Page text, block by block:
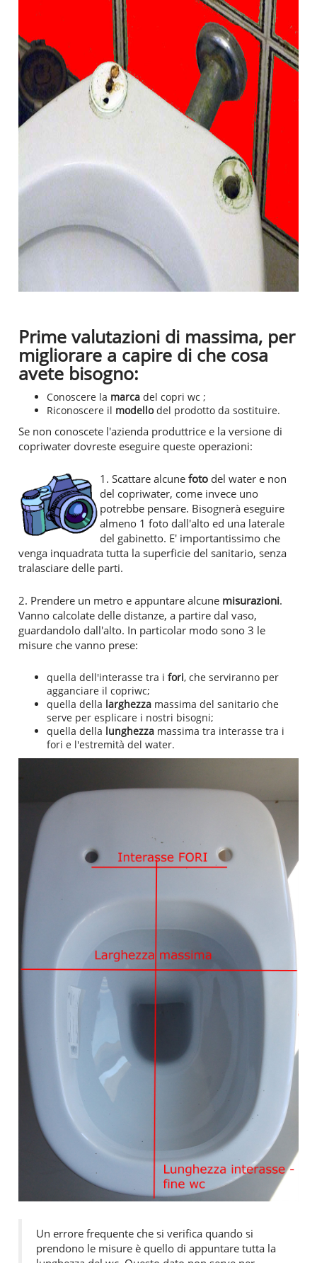
Prime valutazioni di massima, per
migliorare a capire di che cosa
avete bisogno:
Conoscere la marca del copri wc ;
Riconoscere il modellodel prodotto da sostituire.
Se non conoscete l'azienda produttrice e la versione di
copriwater dovreste eseguire queste operazioni:
1. Scattare alcune foto del water e non
del copriwater, come invece uno
potrebbe pensare. Bisognerà eseguire
almeno 1 foto dall'alto ed una laterale
del gabinetto. E' importantissimo che
venga inquadrata tutta la superficie del sanitario, senza
tralasciare delle parti.
2. Prendere un metro e appuntare alcune misurazioni.
Vanno calcolate delle distanze, a partire dal vaso,
guardandolo dall'alto. In particolar modo sono 3 le
misure che vanno prese:
quella dell'interasse tra i fori, che serviranno per
agganciare il copriwc;
quella della larghezza massima del sanitario che
serve per esplicare i nostri bisogni;
quella della lunghezza massima tra interasse tra i
fori e l'estremità del water.
Un errore frequente che si verifica quando si
prendono le misure è quello di appuntare tutta la